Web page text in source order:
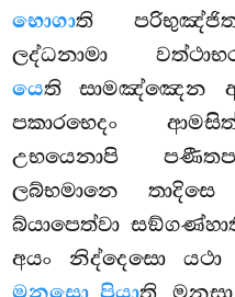
භොගාති
ලද්ධනාමා
යෙති සාමඤ්ඤෙන
පකාරභෙදං
උභයෙනාපි
ලබ්භමානෙ
බ්යාපෙත්වා
අයං නිද්දෙසො යථා